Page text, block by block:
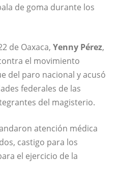
de goma durante los
de Oaxaca, Yenny Pérez,
el movimiento
del paro nacional y acusó
federales de las
del magisterio.
atención médica
castigo para los
el ejercicio de la